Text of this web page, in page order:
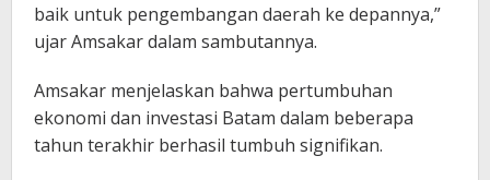
baik untuk pengembangan daerah ke depannya,”
ujar Amsakar dalam sambutannya.
Amsakar menjelaskan bahwa pertumbuhan
ekonomi dan investasi Batam dalam beberapa
tahun terakhir berhasil tumbuh signifikan.